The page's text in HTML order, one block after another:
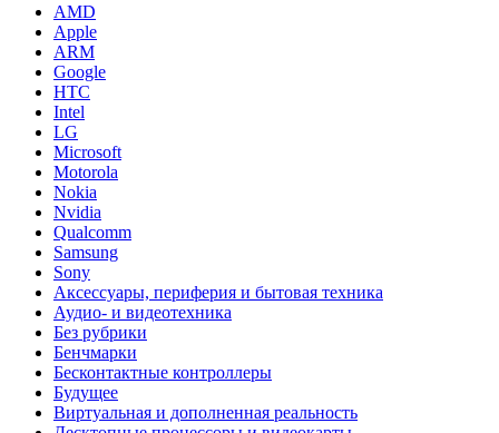
AMD
Apple
ARM
Google
HTC
Intel
LG
Microsoft
Motorola
Nokia
Nvidia
Qualcomm
Samsung
Sony
Аксессуары, периферия и бытовая техника
Аудио- и видеотехника
Без рубрики
Бенчмарки
Бесконтактные контроллеры
Будущее
Виртуальная и дополненная реальность